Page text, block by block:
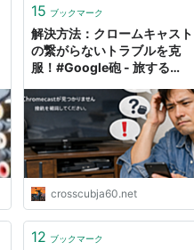
15 ブックマーク
解決方法：クロームキャスト
の繋がらないトラブルを克
服！#Google砲 - 旅する
crosscubja60.net
12 ブックマーク